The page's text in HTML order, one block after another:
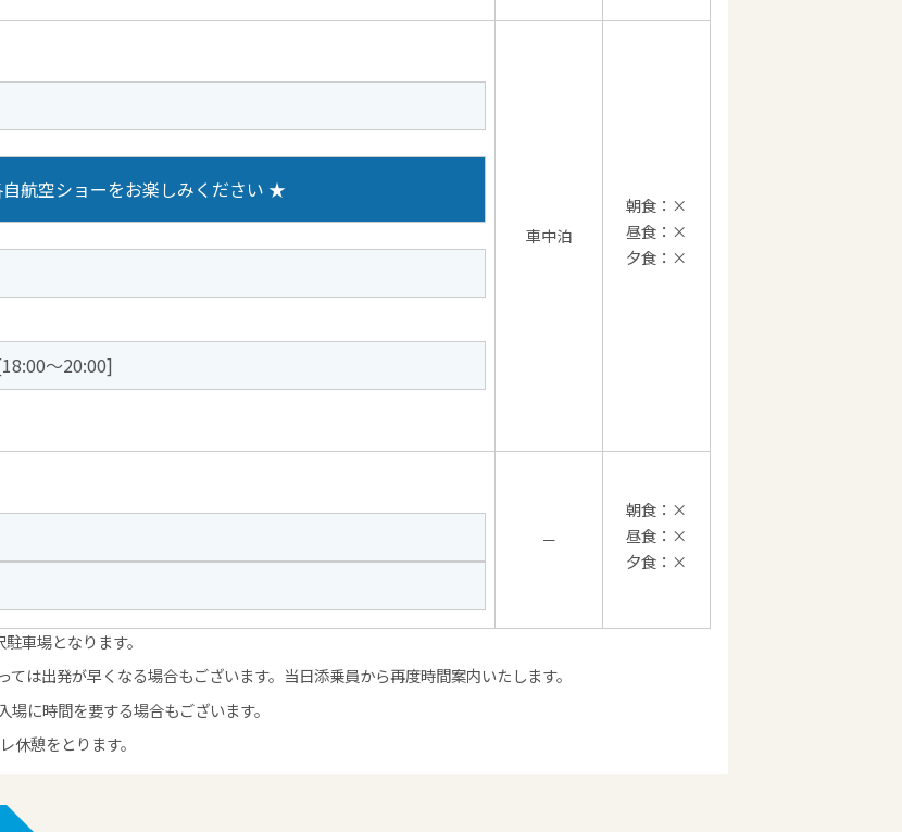
航空ショーをお楽しみください ★
～20:00]
車中泊
朝食：×
昼食：×
夕食：×
－
朝食：×
昼食：×
夕食：×
車場となります。
は出発が早くなる場合もございます。当日添乗員から再度時間案内いたします。
に時間を要する場合もございます。
休憩をとります。